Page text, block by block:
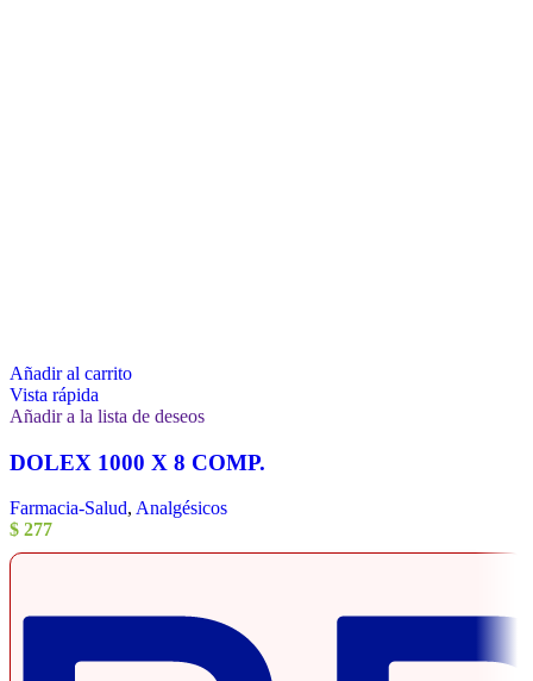
Añadir al carrito
Vista rápida
Añadir a la lista de deseos
DOLEX 1000 X 8 COMP.
Farmacia-Salud, Analgésicos
$ 277